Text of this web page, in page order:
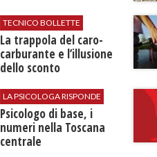
TECNICO BOLLETTE
​La trappola del caro-
carburante e l’illusione
dello sconto
LA PSICOLOGA RISPONDE
Psicologo di base, i
numeri nella Toscana
centrale